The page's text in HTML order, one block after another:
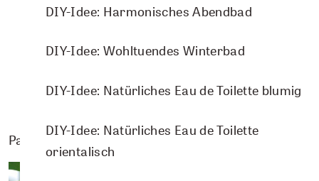
DIY-Idee: Harmonisches Abendbad
DIY-Idee: Wohltuendes Winterbad
DIY-Idee: Natürliches Eau de Toilette blumig
DIY-Idee: Natürliches Eau de Toilette
orientalisch
IN DEN WARENKORB
Passende Pflanzenporträts